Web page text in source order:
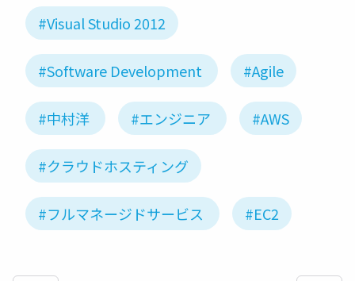
#Visual Studio 2012
#Software Development #Agile
#中村洋 #エンジニア #AWS
#クラウドホスティング
#フルマネージドサービス #EC2